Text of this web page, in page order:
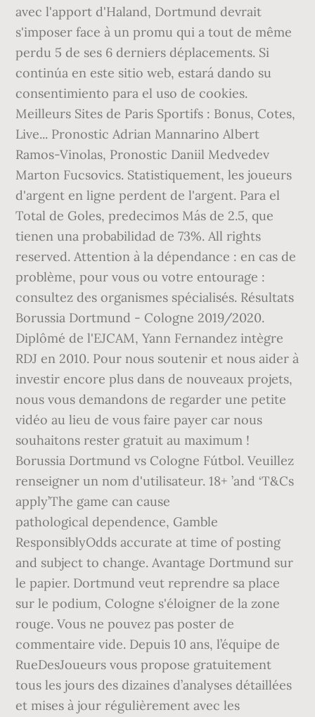
avec l'apport d'Haland, Dortmund devrait
s'imposer face à un promu qui a tout de même
perdu 5 de ses 6 derniers déplacements. Si
continúa en este sitio web, estará dando su
consentimiento para el uso de cookies.
Meilleurs Sites de Paris Sportifs : Bonus, Cotes,
Live... Pronostic Adrian Mannarino Albert
Ramos-Vinolas, Pronostic Daniil Medvedev
Marton Fucsovics. Statistiquement, les joueurs
d'argent en ligne perdent de l'argent. Para el
Total de Goles, predecimos Más de 2.5, que
tienen una probabilidad de 73%. All rights
reserved. Attention à la dépendance : en cas de
problème, pour vous ou votre entourage :
consultez des organismes spécialisés. Résultats
Borussia Dortmund - Cologne 2019/2020.
Diplômé de l'EJCAM, Yann Fernandez intègre
RDJ en 2010. Pour nous soutenir et nous aider à
investir encore plus dans de nouveaux projets,
nous vous demandons de regarder une petite
vidéo au lieu de vous faire payer car nous
souhaitons rester gratuit au maximum !
Borussia Dortmund vs Cologne Fútbol. Veuillez
renseigner un nom d'utilisateur. 18+ ’and ‘T&Cs
apply’The game can cause
pathological dependence, Gamble
ResponsiblyOdds accurate at time of posting
and subject to change. Avantage Dortmund sur
le papier. Dortmund veut reprendre sa place
sur le podium, Cologne s'éloigner de la zone
rouge. Vous ne pouvez pas poster de
commentaire vide. Depuis 10 ans, l’équipe de
RueDesJoueurs vous propose gratuitement
tous les jours des dizaines d’analyses détaillées
et mises à jour régulièrement avec les